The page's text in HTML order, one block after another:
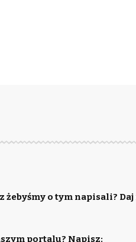
żebyśmy o tym napisali?
portalu? Napisz: